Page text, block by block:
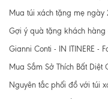
Mua túi xách tặng mẹ
Gợi ý quà tặng khách
Gianni Conti - IN ITINERE -
Mua Sắm Sở Thích Bất Diệt
Nguyên tắc phối đồ với túi